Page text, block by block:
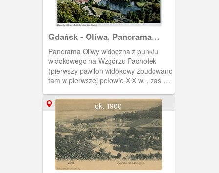
Gdańsk - Oliwa, Panorama
Oliwy ze Wzgórza Pachołek
Panorama Oliwy widoczna z punktu
widokowego na Wzgórzu Pachołek
(pierwszy pawilon widokowy zbudowano
tam w pierwszej połowie XIX w. , zaś w
tamże murowaną wieżę widokową).
Widoczny staw młyński przy Młynie IX
oraz strzelista wieża ewangelickiego
kościoła Pojednania (ob. katolicki
kościół Królowej Korony Polskiej. )
ok. 1900